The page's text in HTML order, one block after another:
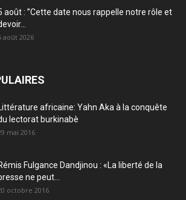
août : ”Cette date nous rappelle notre rôle et
août 2026
africaine: Yahn Aka à la conquête
lectorat burkinabè
mai 2016
Fulgance Dandjinou : «La liberté de la
ne peut...
octobre 2016